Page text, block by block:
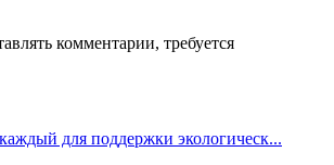
комментарии, требуется
для поддержки экологическ...